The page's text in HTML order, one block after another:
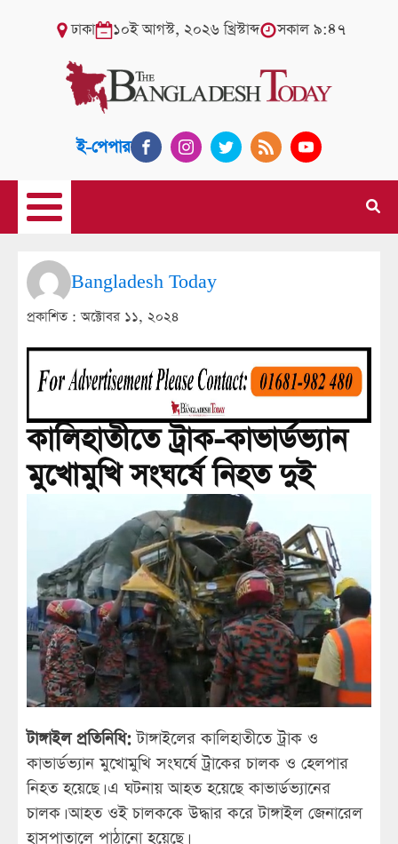
ঢাকা ১০ই আগস্ট, ২০২৬ খ্রিস্টাব্দ সকাল ৯:৪৭
ই-পেপার
Bangladesh Today
প্রকাশিত :অক্টোবর ১১, ২০২৪
কালিহাতীতে ট্রাক-কাভার্ডভ্যান
মুখোমুখি সংঘর্ষে নিহত দুই
টাঙ্গাইল প্রতিনিধি:টাঙ্গাইলের কালিহাতীতে ট্রাক ও
কাভার্ডভ্যান মুখোমুখি সংঘর্ষে ট্রাকের চালক ও হেলপার
নিহত হয়েছে। এ ঘটনায় আহত হয়েছে কাভার্ডভ্যানের
চালক। আহত ওই চালককে উদ্ধার করে টাঙ্গাইল জেনারেল
হাসপাতালে পাঠানো হয়েছে।